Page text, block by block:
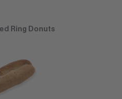
Ring Donuts